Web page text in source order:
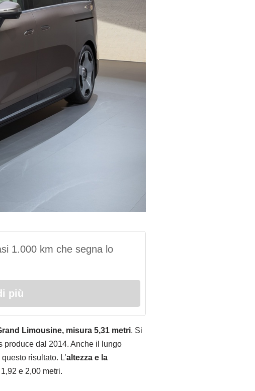
1.000 km che segna lo
più
Limousine, misura 5,31 metri. Si
produce dal 2014. Anche il lungo
risultato. L’altezza e la
e 2,00 metri.